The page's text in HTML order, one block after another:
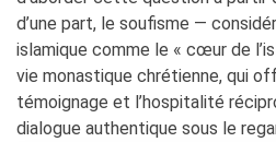
d’une part, le soufisme —
islamique comme le « cœur de
vie monastique chrétienne, qui
témoignage et l’hospitalité
dialogue authentique sous le